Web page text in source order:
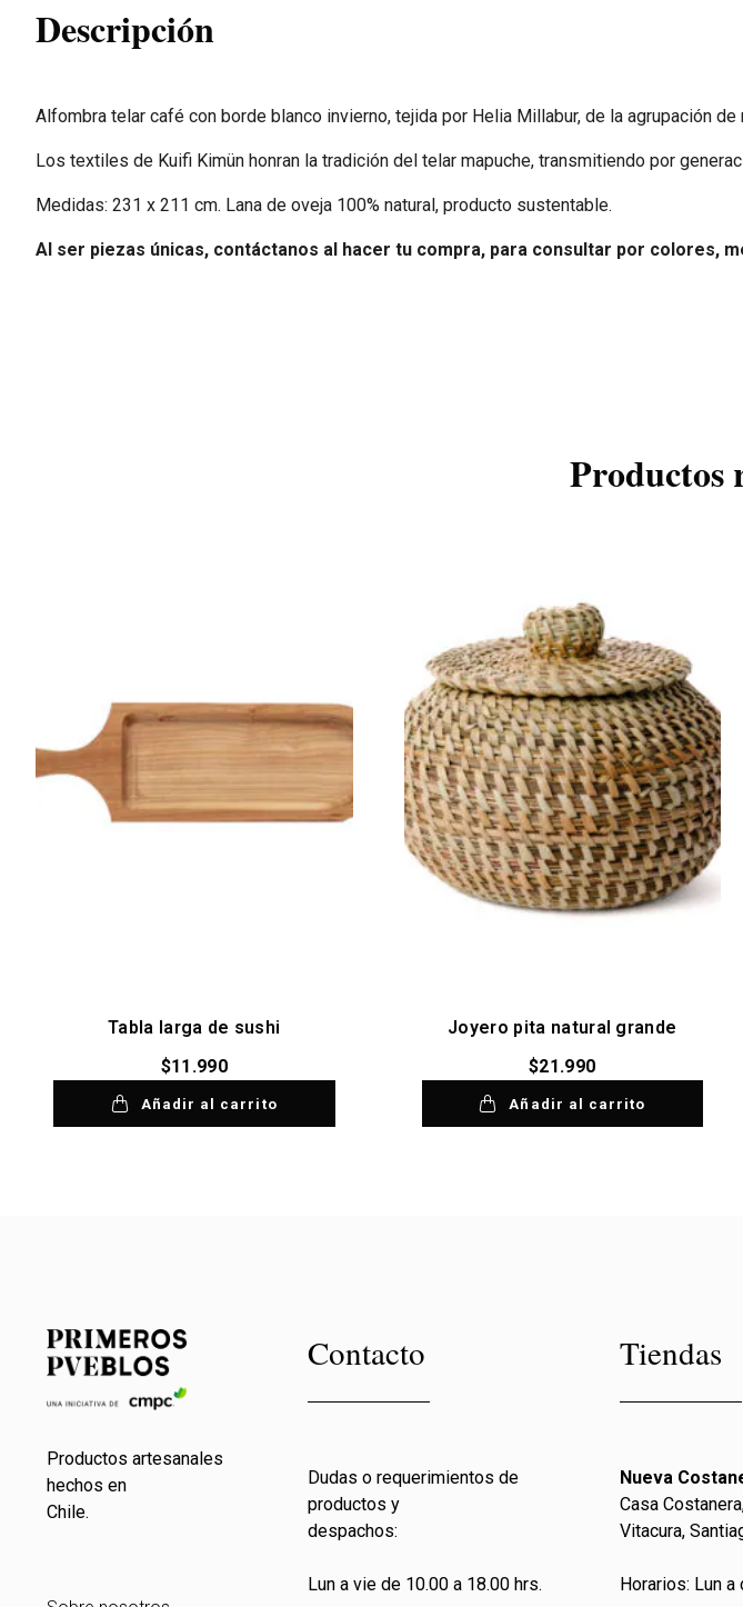
Descripción
Alfombra telar café con borde blanco invierno, tejida por Helia Millabur, de la agrupación de
Los textiles de Kuifi Kimün honran la tradición del telar mapuche, transmitiendo por
Medidas: 231 x 211 cm. Lana de oveja 100% natural, producto sustentable.
Al ser piezas únicas, contáctanos al hacer tu compra, para consultar por colores,
Productos
Tabla larga de sushi
$11.990
Añadir al carrito
Joyero pita natural grande
$21.990
Añadir al carrito
Productos artesanales
hechos en
Chile.
Contacto
Dudas o requerimientos de
productos y
despachos:
Lun a vie de 10.00 a 18.00 hrs.
Tiendas
Nueva
Casa
Vitacura,
Horarios: Lun